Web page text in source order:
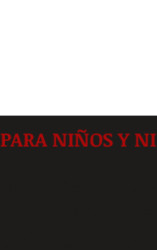
PARA NIÑOS Y